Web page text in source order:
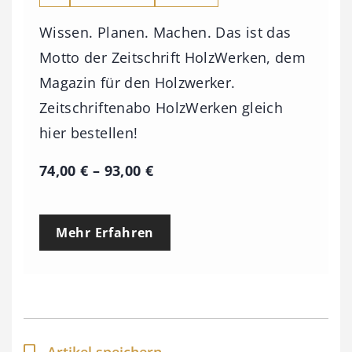
Wissen. Planen. Machen. Das ist das
Motto der Zeitschrift HolzWerken, dem
Magazin für den Holzwerker.
Zeitschriftenabo HolzWerken gleich
hier bestellen!
74,00€ – 93,00 €P
e
p
a
Mehr Erfahren